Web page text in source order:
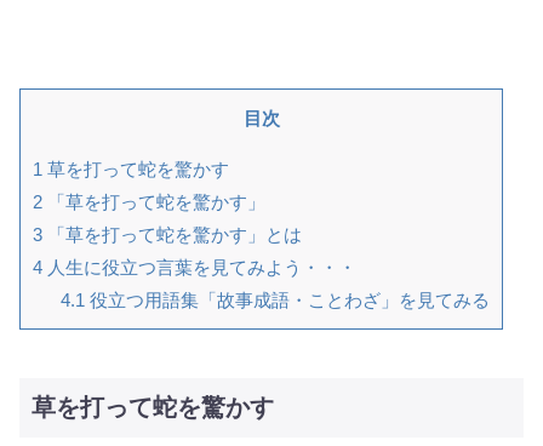
目次
1 草を打って蛇を驚かす
2 「草を打って蛇を驚かす」
3 「草を打って蛇を驚かす」とは
4 人生に役立つ言葉を見てみよう・・・
4.1 役立つ用語集「故事成語・ことわざ」を見てみる
草を打って蛇を驚かす